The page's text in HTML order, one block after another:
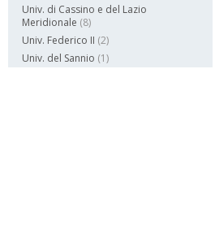
Univ. di Cassino e del Lazio
Meridionale (8)
Univ. Federico II (2)
Univ. del Sannio (1)